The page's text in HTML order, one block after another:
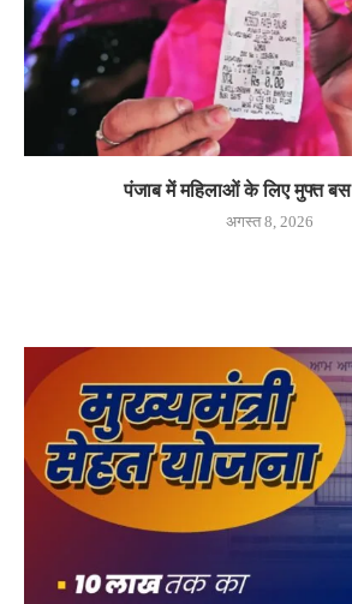
पंजाब में महिलाओं के लिए मुफ्त बस
अगस्त 8, 2026